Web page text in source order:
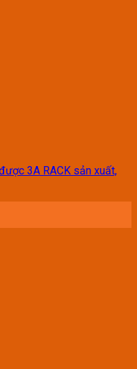
3A RACK sản xuất,